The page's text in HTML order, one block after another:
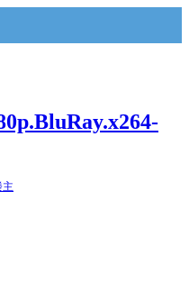
主